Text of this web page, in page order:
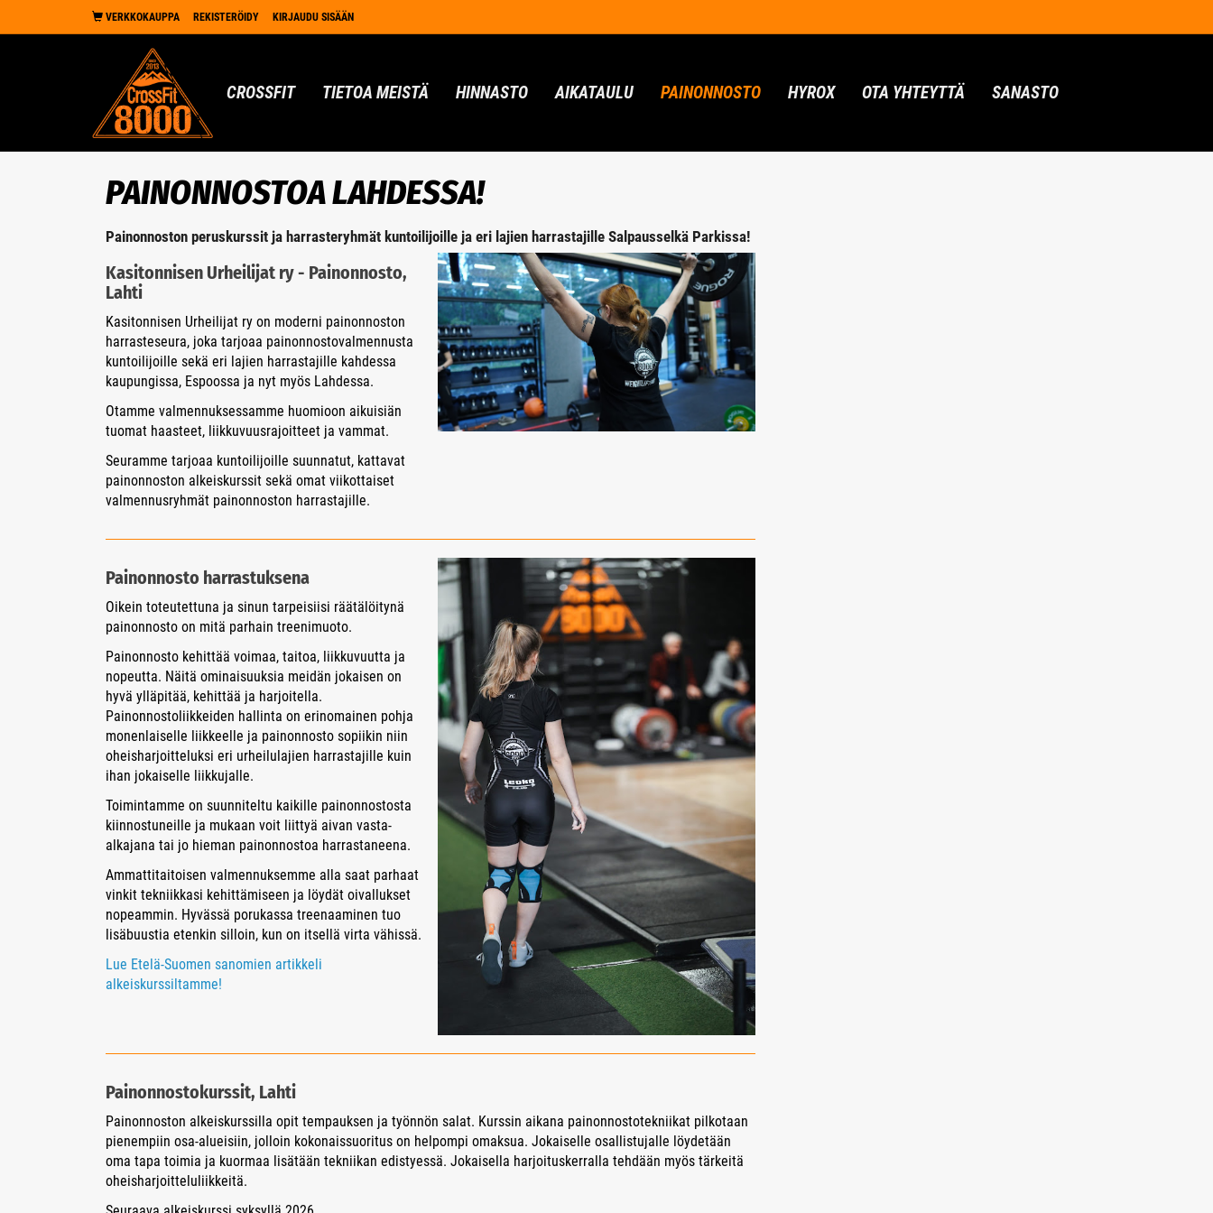
VERKKOKAUPPA REKISTERÖIDY KIRJAUDU SISÄÄN
CROSSFIT TIETOA MEISTÄ HINNASTO AIKATAULU PAINONNOSTO HYROX OTA YHTEYTTÄ SANASTO
PAINONNOSTOA LAHDESSA!
Painonnoston peruskurssit ja harrasteryhmät kuntoilijoille ja eri lajien harrastajille Salpausselkä Parkissa!
Kasitonnisen Urheilijat ry - Painonnosto,
Lahti
Kasitonnisen Urheilijat ry on moderni painonnoston
harrasteseura, joka tarjoaa painonnostovalmennusta
kuntoilijoille sekä eri lajien harrastajille kahdessa
kaupungissa, Espoossa ja nyt myös Lahdessa.
Otamme valmennuksessamme huomioon aikuisiän
tuomat haasteet, liikkuvuusrajoitteet ja vammat.
Seuramme tarjoaa kuntoilijoille suunnatut, kattavat
painonnoston alkeiskurssit sekä omat viikottaiset
valmennusryhmät painonnoston harrastajille.
Painonnosto harrastuksena
Oikein toteutettuna ja sinun tarpeisiisi räätälöitynä
painonnosto on mitä parhain treenimuoto.
Painonnosto kehittää voimaa, taitoa, liikkuvuutta ja
nopeutta. Näitä ominaisuuksia meidän jokaisen on
hyvä ylläpitää, kehittää ja harjoitella.
Painonnostoliikkeiden hallinta on erinomainen pohja
monenlaiselle liikkeelle ja painonnosto sopiikin niin
oheisharjoitteluksi eri urheilulajien harrastajille kuin
ihan jokaiselle liikkujalle.
Toimintamme on suunniteltu kaikille painonnostosta
kiinnostuneille ja mukaan voit liittyä aivan vasta-
alkajana tai jo hieman painonnostoa harrastaneena.
Ammattitaitoisen valmennuksemme alla saat parhaat
vinkit tekniikkasi kehittämiseen ja löydät oivallukset
nopeammin. Hyvässä porukassa treenaaminen tuo
lisäbuustia etenkin silloin, kun on itsellä virta vähissä.
Lue Etelä-Suomen sanomien artikkeli
alkeiskurssiltamme!
Painonnostokurssit, Lahti
Painonnoston alkeiskurssilla opit tempauksen ja työnnön salat. Kurssin aikana painonnostotekniikat pilkotaan
pienempiin osa-alueisiin, jolloin kokonaissuoritus on helpompi omaksua. Jokaiselle osallistujalle löydetään
oma tapa toimia ja kuormaa lisätään tekniikan edistyessä. Jokaisella harjoituskerralla tehdään myös tärkeitä
oheisharjoitteluliikkeitä.